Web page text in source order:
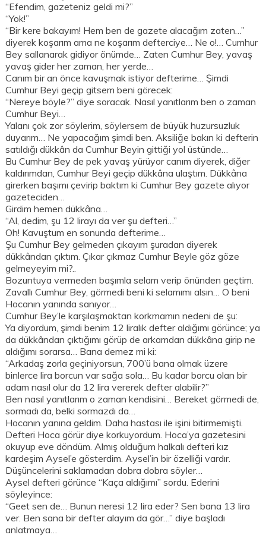
“Efendim, gazeteniz geldi mi?”
“Yok!”
“Bir kere bakayım! Hem ben de gazete alacağım zaten…”
diyerek koşarım ama ne koşarım defterciye… Ne o!… Cumhur
Bey sallanarak gidiyor önümde… Zaten Cumhur Bey, yavaş
yavaş gider her zaman, her yerde…
Canım bir an önce kavuşmak istiyor defterime… Şimdi
Cumhur Beyi geçip gitsem beni görecek:
“Nereye böyle?” diye soracak. Nasıl yanıtlarım ben o zaman
Cumhur Beyi…
Yalanı çok zor söylerim, söylersem de büyük huzursuzluk
duyarım… Ne yapacağım şimdi ben. Aksiliğe bakın ki defterin
satıldığı dükkân da Cumhur Beyin gittiği yol üstünde…
Bu Cumhur Bey de pek yavaş yürüyor canım diyerek, diğer
kaldırımdan, Cumhur Beyi geçip dükkâna ulaştım. Dükkâna
girerken başımı çevirip baktım ki Cumhur Bey gazete alıyor
gazeteciden…
Girdim hemen dükkâna…
“Al, dedim, şu 12 lirayı da ver şu defteri…”
Oh! Kavuştum en sonunda defterime…
Şu Cumhur Bey gelmeden çıkayım şuradan diyerek
dükkândan çıktım. Çıkar çıkmaz Cumhur Beyle göz göze
gelmeyeyim mi?..
Bozuntuya vermeden başımla selam verip önünden geçtim.
Zavallı Cumhur Bey, görmedi beni ki selamımı alsın… O beni
Hocanın yanında sanıyor…
Cumhur Bey’le karşılaşmaktan korkmamın nedeni de şu:
Ya diyordum, şimdi benim 12 liralık defter aldığımı görünce; ya
da dükkândan çıktığımı görüp de arkamdan dükkâna girip ne
aldığımı sorarsa… Bana demez mi ki:
“Arkadaş zorla geçiniyorsun, 700’ü bana olmak üzere
binlerce lira borcun var sağa sola… Bu kadar borcu olan bir
adam nasıl olur da 12 lira vererek defter alabilir?”
Ben nasıl yanıtlarım o zaman kendisini… Bereket görmedi de,
sormadı da, belki sormazdı da…
Hocanın yanına geldim. Daha hastası ile işini bitirmemişti.
Defteri Hoca görür diye korkuyordum. Hoca’ya gazetesini
okuyup eve döndüm. Almış olduğum halkalı defteri kız
kardeşim Aysel’e gösterdim. Aysel’in bir özelliği vardır.
Düşüncelerini saklamadan dobra dobra söyler…
Aysel defteri görünce “Kaça aldığımı” sordu. Ederini
söyleyince:
“Geet sen de… Bunun neresi 12 lira eder? Sen bana 13 lira
ver. Ben sana bir defter alayım da gör…” diye başladı
anlatmaya…